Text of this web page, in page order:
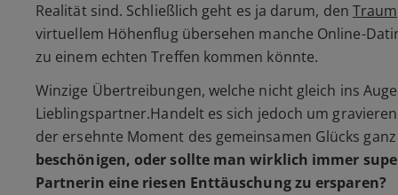
Realität sind. Schließlich geht es ja darum, den
virtuellem Höhenflug übersehen manche Online-
zu einem echten Treffen kommen könnte.
Winzige Übertreibungen, welche nicht gleich ins
Lieblingspartner.Handelt es sich jedoch um
der ersehnte Moment des gemeinsamen Glücks
beschönigen, oder sollte man wirklich immer
Partnerin eine riesen Enttäuschung zu ersparen?